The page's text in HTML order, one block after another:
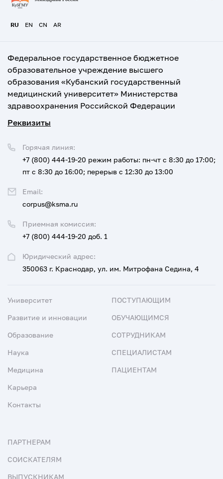
RU EN CN AR
Федеральное государственное бюджетное
образовательное учреждение высшего
образования «Кубанский государственный
медицинский университет» Министерства
здравоохранения Российской Федерации
Реквизиты
Юридический адрес:
350063 г. Краснодар, ул. им. Митрофана Седина, 4
Приемная комиссия:
+7 (800) 444-19-20 доб. 1
Горячая линия:
+7 (800) 444-19-20 режим работы: пн-чт с 8:30 до 17:00;
пт с 8:30 до 16:00; перерыв с 12:30 до 13:00
Email:
corpus@ksma.ru
Университет
Развитие и инновации
Образование
Наука
Медицина
Карьера
Контакты
ПОСТУПАЮЩИМ
ОБУЧАЮЩИМСЯ
СОТРУДНИКАМ
СПЕЦИАЛИСТАМ
ПАЦИЕНТАМ
ПАРТНЕРАМ
СОИСКАТЕЛЯМ
ВЫПУСКНИКАМ